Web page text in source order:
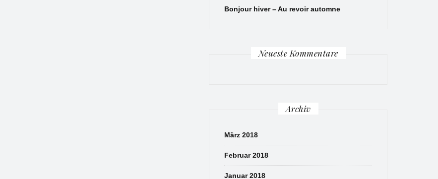
Bonjour hiver – Au revoir automne
Neueste Kommentare
Archiv
März 2018
Februar 2018
Januar 2018